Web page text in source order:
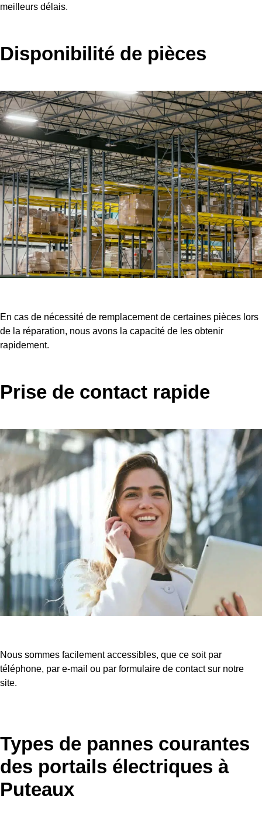
meilleurs délais.
Disponibilité de pièces
En cas de nécessité de remplacement de certaines pièces lors
de la réparation, nous avons la capacité de les obtenir
rapidement.
Prise de contact rapide
Nous sommes facilement accessibles, que ce soit par
téléphone, par e-mail ou par formulaire de contact sur notre
site.
Types de pannes courantes
des portails électriques à
Puteaux